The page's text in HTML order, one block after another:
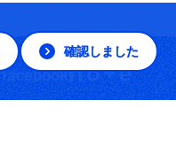
確認しました